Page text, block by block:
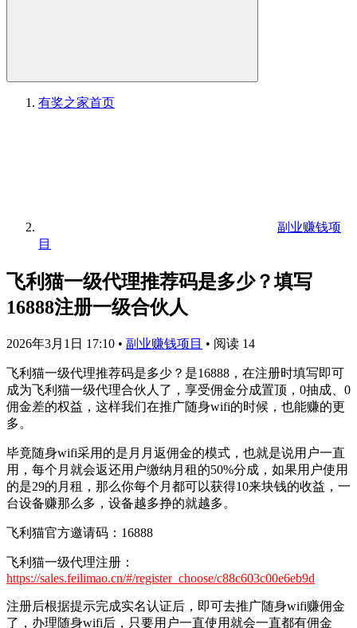
有奖之家首页
副业赚钱项
目
飞利猫一级代理推荐码是多少？填写
16888注册一级合伙人
2026年3月1日 17:10 • 副业赚钱项目 • 阅读 14
飞利猫一级代理推荐码是多少？是16888，在注册时填写即可
成为飞利猫一级代理合伙人了，享受佣金分成置顶，0抽成、0
佣金差的权益，这样我们在推广随身wifi的时候，也能赚的更
多。
毕竟随身wifi采用的是月月返佣金的模式，也就是说用户一直
用，每个月就会返还用户缴纳月租的50%分成，如果用户使用
的是29的月租，那么你每个月都可以获得10来块钱的收益，一
台设备赚那么多，设备越多挣的就越多。
飞利猫官方邀请码：16888
飞利猫一级代理注册：
https://sales.feilimao.cn/#/register_choose/c88c603c00e6eb9d
注册后根据提示完成实名认证后，即可去推广随身wifi赚佣金
了，办理随身wifi后，只要用户一直使用就会一直都有佣金